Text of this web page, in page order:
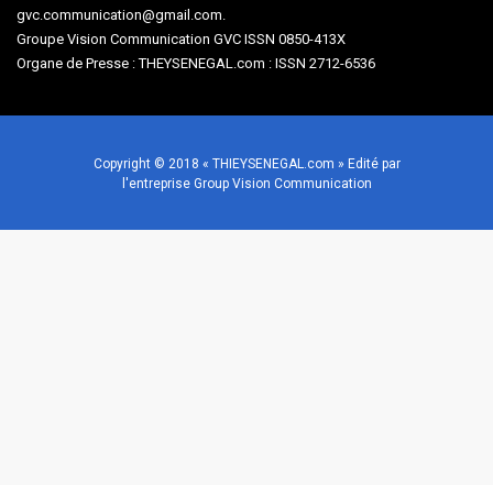
gvc.communication@gmail.com.
Groupe Vision Communication GVC ISSN 0850-413X
Organe de Presse : THEYSENEGAL.com : ISSN 2712-6536
Copyright © 2018 « THIEYSENEGAL.com » Edité par
l'entreprise Group Vision Communication